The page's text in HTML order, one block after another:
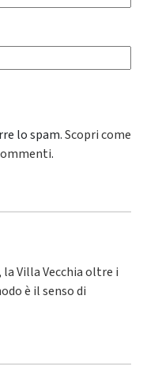
lo spam.Scopri come
.
la Villa Vecchia oltre i
è il senso di